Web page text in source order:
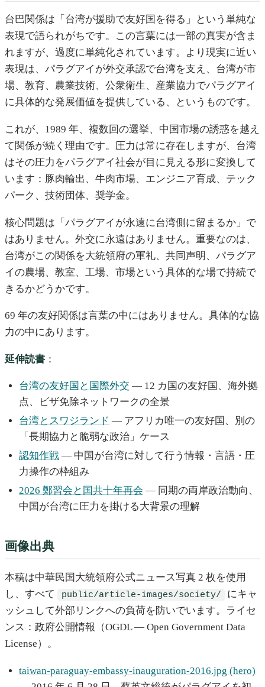
台巴関係は「台湾が援助で友好国を得る」という単純な
表現で語られがちです。この言葉には一部の真実が含ま
れますが、過度に単純化されています。より現実に近い
表現は、パラグアイが外交承認で台湾を支え、台湾が市
場、教育、農業技術、公衆衛生、産業協力でパラグアイ
に具体的な発展価値を提供している、というものです。
これが、1989 年、複数回の選挙、中国市場の誘惑を越え
て関係が続く理由です。圧力は常に存在しますが、台湾
はその圧力をパラグアイ社会が目に見える形に変換して
います：豚肉輸出、牛肉市場、エンジニア育成、テック
パーク、技術団体、奨学金。
核心問題は「パラグアイが永遠に台湾側に留まるか」で
はありません。外交に永遠はありません。重要なのは、
台湾がこの関係を大統領府の軍礼、共同声明、パラグア
イの農場、教室、工場、市場という具体的な場で持続で
きるかどうかです。
69 年の友好関係は言葉の中にはありません。具体的な協
力の中にあります。
延伸読書 ：
台湾の友好国と国際外交 — 12 カ国の友好国、海外拠
点、ビザ免除ネットワークの全景
台湾とスワジランド — アフリカ唯一の友好国、別の
「長期協力と脆弱な政治」ケース
認知作戦 — 中国が台湾に対して行う情報・言語・圧
力操作の枠組み
2026 鄭習会と国共十年再会 — 同期の両岸政治動向、
中国が台湾に圧力を掛ける大背景の理解
画像出典
本稿は中華民国大統領府公式ニュース写真 2 枚を使用
し、すべて
public/article-images/society/
にキャ
ッシュして外部リンクへの負荷を防いでいます。ライセ
ンス：政府公開情報（OGDL — Open Government Data
License）。
taiwan-paraguay-embassy-inauguration-2016.jpg (hero)